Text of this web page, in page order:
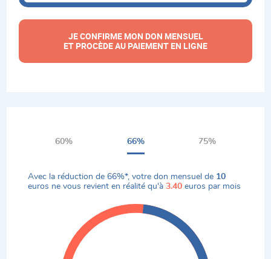
de
JE CONFIRME MON DON MENSUEL
ET PROCÈDE AU PAIEMENT EN LIGNE
60% 66% 75%
Avec la réduction de66%*, votre don mensuel de 10
euros ne vous revient en réalité qu'à3.40 euros par mois